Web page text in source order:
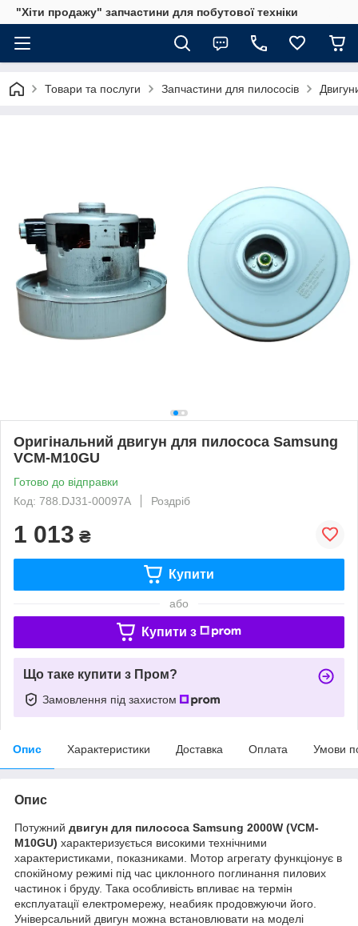
"Хіти продажу" запчастини для побутової техніки
Товари та послуги Запчастини для пилососів
Оригінальний двигун для пилососа Samsung
VCM-M10GU
Готово до відправки
Код: 788.DJ31-00097A
Роздріб
1 013 ₴
Купити
або
Купити з
Що таке купити з Пром?
Замовлення під захистом
Опис Характеристики Доставка Оплата Умови
Опис
Потужний двигун для пилососа Samsung 2000W (VCM-
M10GU) характеризується високими технічними
характеристиками, показниками. Мотор агрегату функціонує в
спокійному режимі під час циклонного поглинання пилових
частинок і бруду. Така особливість впливає на термін
експлуатації електромережу, неабияк продовжуючи його.
Універсальний двигун можна встановлювати на моделі